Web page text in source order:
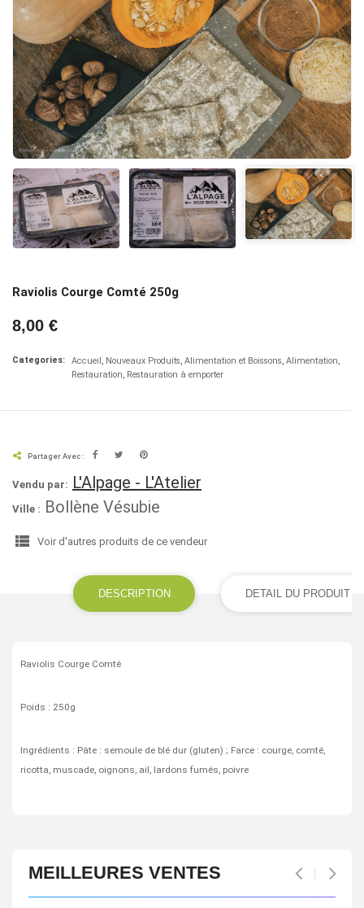
Raviolis Courge Comté 250g
8,00 €
Categories: Accueil Nouveaux Produits Alimentation et Boissons Alimentation
Restauration
Restauration à emporter
Partager Avec :
Vendu par: L'Alpage - L'Atelier
Ville : Bollène Vésubie
view_list
Voir d'autres produits de ce vendeur
DESCRIPTION DETAIL DU PRODUIT
Raviolis Courge Comté
Poids : 250g
Ingrédients : Pâte : semoule de blé dur (gluten) ; Farce : courge, comté,
ricotta, muscade, oignons, ail, lardons fumés, poivre
MEILLEURES VENTES